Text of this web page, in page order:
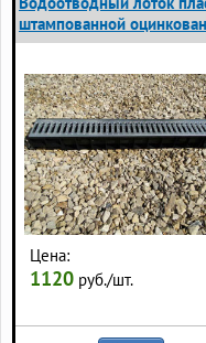
штампованной
Цена:
1120 руб./шт.